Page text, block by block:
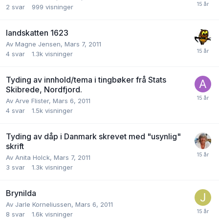
2 svar 999 visninger
landskatten 1623
Av Magne Jensen, Mars 7, 2011
4 svar 1.3k visninger
Tyding av innhold/tema i tingbøker frå Stats
Skibrede, Nordfjord.
Av Arve Flister, Mars 6, 2011
4 svar 1.5k visninger
Tyding av dåp i Danmark skrevet med "usynlig"
skrift
Av Anita Holck, Mars 7, 2011
3 svar 1.3k visninger
Brynilda
Av Jarle Korneliussen, Mars 6, 2011
8 svar 1.6k visninger